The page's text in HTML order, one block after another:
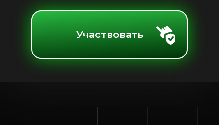
Участвовать